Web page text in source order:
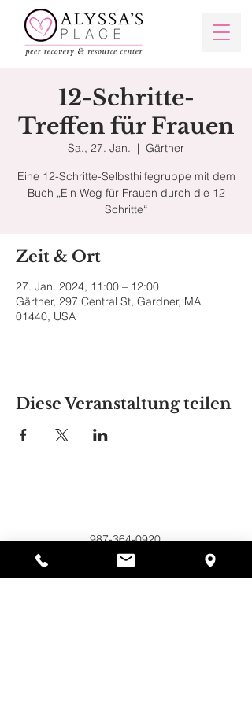
12-Schritte-
Treffen für Frauen
Sa., 27. Jan.
  |
Gärtner
Eine 12-Schritte-Selbsthilfegruppe mit dem
Buch „Ein Weg für Frauen durch die 12
Schritte“
Zeit & Ort
27. Jan. 2024, 11:00 – 12:00
Gärtner, 297 Central St, Gardner, MA
01440, USA
Diese Veranstaltung teilen
987-364-0920